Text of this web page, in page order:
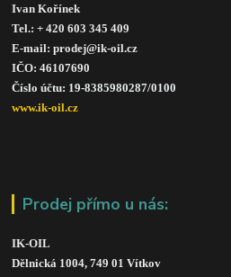
Ivan Kořínek
Tel.: + 420 603 345 409
E-mail: prodej@ik-oil.cz
IČO: 46107690
Číslo účtu: 19-8385980287/0100
www.ik-oil.cz
Prodej přímo u nás:
IK-OIL
Dělnická 1004, 749 01 Vítkov